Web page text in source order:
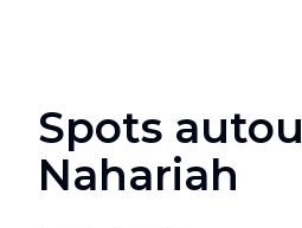
Spots
Nahariah